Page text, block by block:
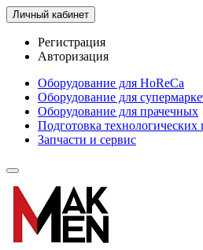
Личный кабинет
Регистрация
Авторизация
Оборудование для HoReCa
Оборудование для
Оборудование для прачечных
Подготовка технологических
Запчасти и сервис